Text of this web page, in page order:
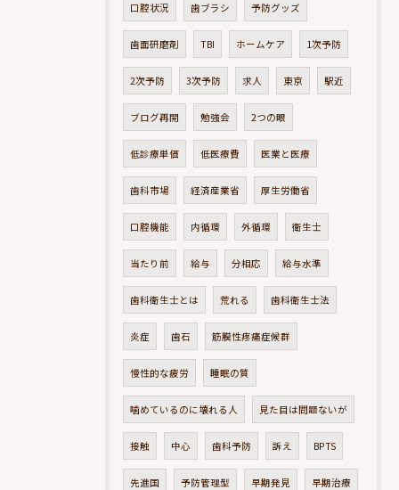
口腔状況 歯ブラシ 予防グッズ
歯面研磨剤 TBI ホームケア 1次予防
2次予防 3次予防 求人 東京 駅近
ブログ再開 勉強会 2つの眼
低診療単価 低医療費 医業と医療
歯科市場 経済産業省 厚生労働省
口腔機能 内循環 外循環 衛生士
当たり前 給与 分相応 給与水準
歯科衛生士とは 荒れる 歯科衛生士法
炎症 歯石 筋膜性疼痛症候群
慢性的な疲労 睡眠の質
噛めているのに壊れる人 見た目は問題ないが
接触 中心 歯科予防 訴え BPTS
先進国 予防管理型 早期発見 早期治療